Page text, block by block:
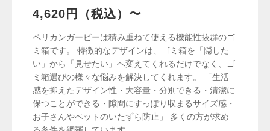
4,620円（税込）〜
ペリカンガービーは積み重ねて使える機能性抜群のゴ
ミ箱です。 特徴的なデザインは、ゴミ箱を「隠した
い」から「見せたい」へ変えてくれるだけでなく、ゴ
ミ箱選びの様々な悩みを解決してくれます。 「生活
感を抑えたデザイン性・大容量・分別できる・清潔に
保つことができる・隙間にすっぽり収まるサイズ感・
お子さんやペットのいたずら防止」 多くの方が求め